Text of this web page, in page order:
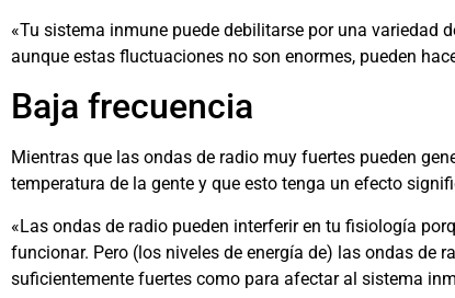
«Tu sistema inmune puede debilitarse por una
aunque estas fluctuaciones no son enormes, pueden
Baja frecuencia
Mientras que las ondas de radio muy fuertes pueden
temperatura de la gente y que esto tenga un efecto
«Las ondas de radio pueden interferir en tu fisiología
funcionar. Pero (los niveles de energía de) las ondas de
suficientemente fuertes como para afectar al sistema